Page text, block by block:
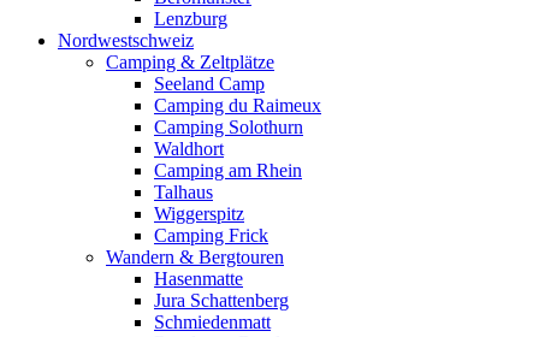
Lenzburg
Nordwestschweiz
Camping & Zeltplätze
Seeland Camp
Camping du Raimeux
Camping Solothurn
Waldhort
Camping am Rhein
Talhaus
Wiggerspitz
Camping Frick
Wandern & Bergtouren
Hasenmatte
Jura Schattenberg
Schmiedenmatt